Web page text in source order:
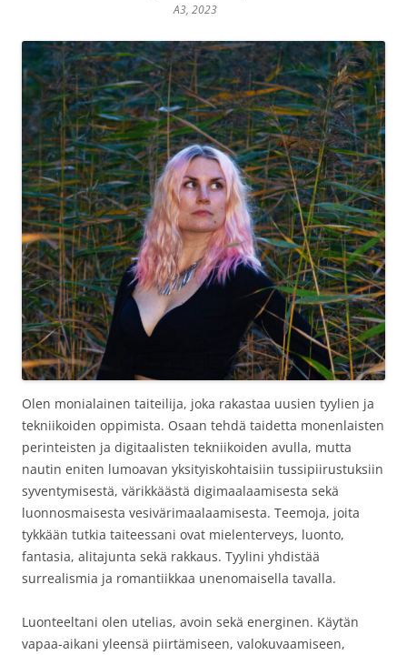
A3, 2023
Olen monialainen taiteilija, joka rakastaa uusien tyylien ja
tekniikoiden oppimista. Osaan tehdä taidetta monenlaisten
perinteisten ja digitaalisten tekniikoiden avulla, mutta
nautin eniten lumoavan yksityiskohtaisiin tussipiirustuksiin
syventymisestä, värikkäästä digimaalaamisesta sekä
luonnosmaisesta vesivärimaalaamisesta. Teemoja, joita
tykkään tutkia taiteessani ovat mielenterveys, luonto,
fantasia, alitajunta sekä rakkaus. Tyylini yhdistää
surrealismia ja romantiikkaa unenomaisella tavalla.
Luonteeltani olen utelias, avoin sekä energinen. Käytän
vapaa-aikani yleensä piirtämiseen, valokuvaamiseen,